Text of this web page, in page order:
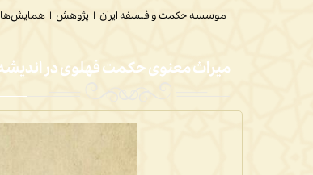
موسسه حکمت و فلسفه ایران | پژوهش | همایش‌ها
میراث معنوی حکمت فهلوی در اندیشه